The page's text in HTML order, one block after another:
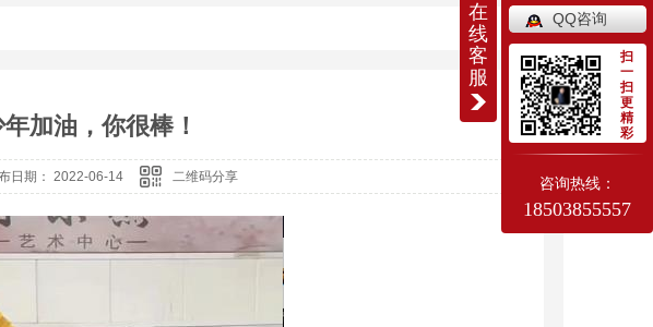
加油，你很棒！
日期： 2022-06-14 二维码分享
在
线
客
服
QQ咨询
扫
一
扫
更
精
彩
咨询热线：
18503855557